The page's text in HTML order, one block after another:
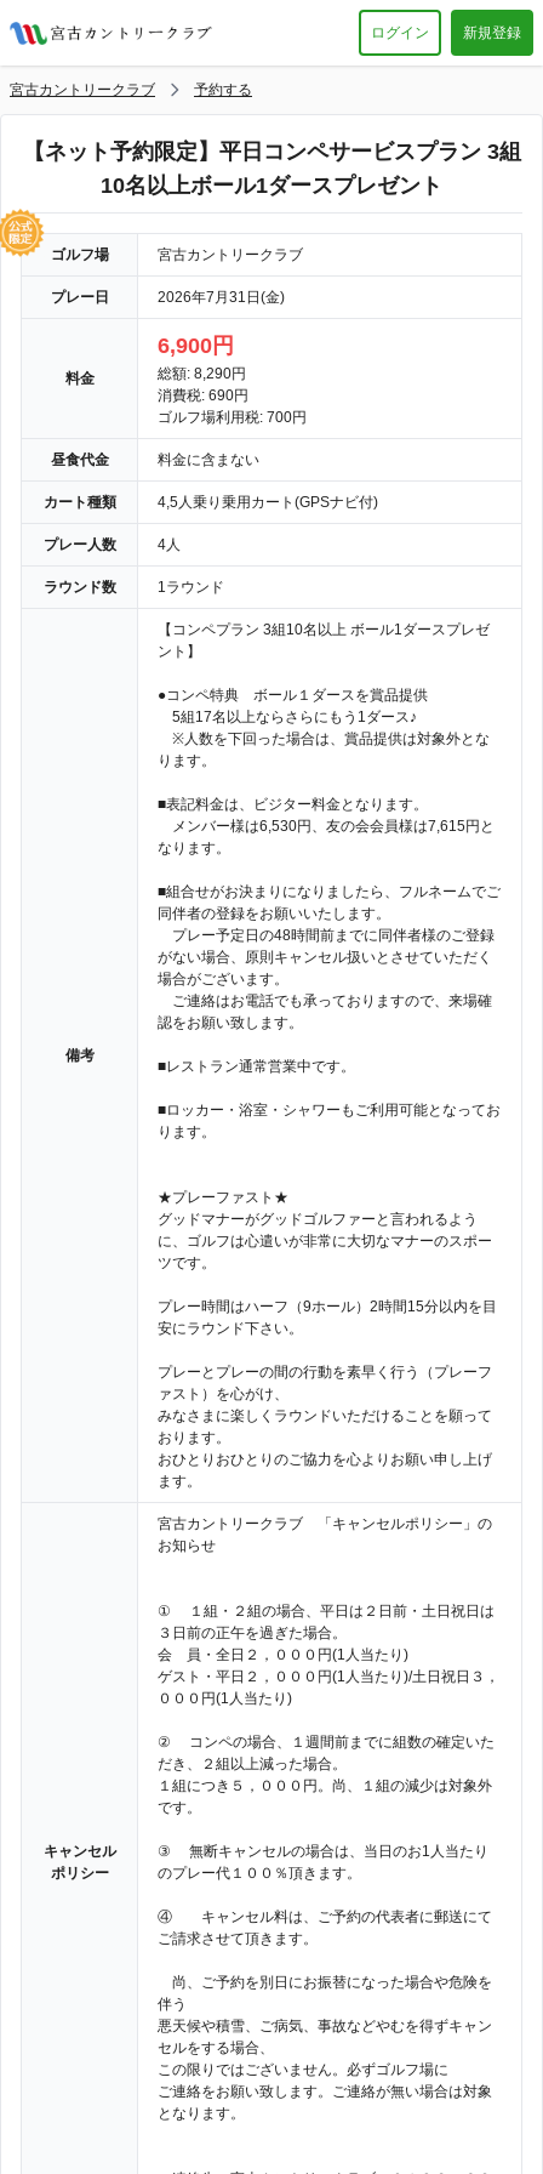
ログイン 新規登録
宮古カントリークラブ 予約する
【ネット予約限定】平日コンペサービスプラン 3組
10名以上ボール1ダースプレゼント
ゴルフ場 宮古カントリークラブ
プレー日 2026年7月31日(金)
料金
6,900円
総額: 8,290円
消費税: 690円
ゴルフ場利用税: 700円
昼食代金 料金に含まない
カート種類 4,5人乗り乗用カート(GPSナビ付)
プレー人数 4人
ラウンド数 1ラウンド
備考
【コンペプラン 3組10名以上 ボール1ダースプレゼ
ント】
●コンペ特典 ボール１ダースを賞品提供
5組17名以上ならさらにもう1ダース♪
※人数を下回った場合は、賞品提供は対象外とな
ります。
■表記料金は、ビジター料金となります。
メンバー様は6,530円、友の会会員様は7,615円と
なります。
■組合せがお決まりになりましたら、フルネームでご
同伴者の登録をお願いいたします。
プレー予定日の48時間前までに同伴者様のご登録
がない場合、原則キャンセル扱いとさせていただく
場合がございます。
ご連絡はお電話でも承っておりますので、来場確
認をお願い致します。
■レストラン通常営業中です。
■ロッカー・浴室・シャワーもご利用可能となってお
ります。
★プレーファスト★
グッドマナーがグッドゴルファーと言われるよう
に、ゴルフは心遣いが非常に大切なマナーのスポー
ツです。
プレー時間はハーフ（9ホール）2時間15分以内を目
安にラウンド下さい。
プレーとプレーの間の行動を素早く行う（プレーフ
ァスト）を心がけ、
みなさまに楽しくラウンドいただけることを願って
おります。
おひとりおひとりのご協力を心よりお願い申し上げ
ます。
キャンセル
ポリシー
宮古カントリークラブ 「キャンセルポリシー」の
お知らせ
① １組・２組の場合、平日は２日前・土日祝日は
３日前の正午を過ぎた場合。
会 員・全日２，０００円(1人当たり)
ゲスト・平日２，０００円(1人当たり)/土日祝日３，
０００円(1人当たり)
② コンペの場合、１週間前までに組数の確定いた
だき、２組以上減った場合。
１組につき５，０００円。尚、１組の減少は対象外
です。
③ 無断キャンセルの場合は、当日のお1人当たり
のプレー代１００％頂きます。
④ キャンセル料は、ご予約の代表者に郵送にて
ご請求させて頂きます。
尚、ご予約を別日にお振替になった場合や危険を
伴う
悪天候や積雪、ご病気、事故などやむを得ずキャン
セルをする場合、
この限りではございません。必ずゴルフ場に
ご連絡をお願い致します。ご連絡が無い場合は対象
となります。